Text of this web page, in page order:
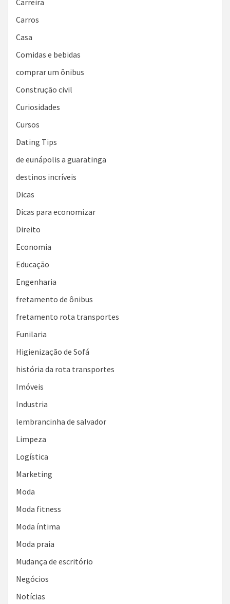
Carreira
Carros
Casa
Comidas e bebidas
comprar um ônibus
Construção civil
Curiosidades
Cursos
Dating Tips
de eunápolis a guaratinga
destinos incríveis
Dicas
Dicas para economizar
Direito
Economia
Educação
Engenharia
fretamento de ônibus
fretamento rota transportes
Funilaria
Higienização de Sofá
história da rota transportes
Imóveis
Industria
lembrancinha de salvador
Limpeza
Logística
Marketing
Moda
Moda fitness
Moda íntima
Moda praia
Mudança de escritório
Negócios
Notícias